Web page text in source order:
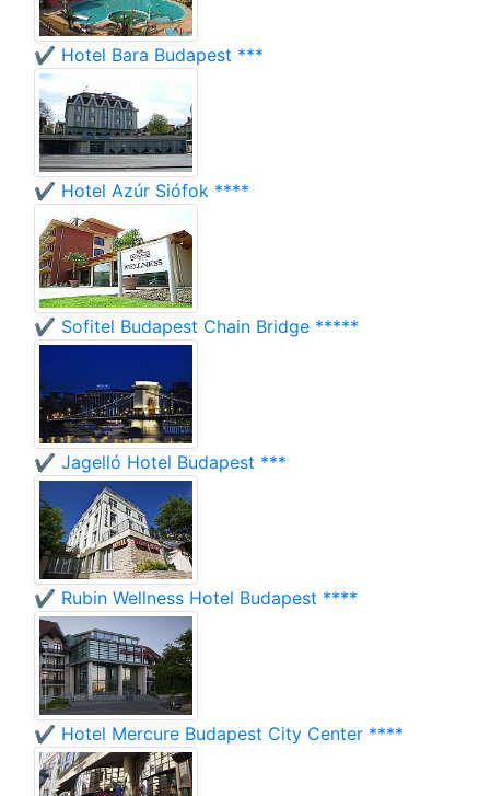
✔️ Hotel Bara Budapest ***
✔️ Hotel Azúr Siófok ****
✔️ Sofitel Budapest Chain Bridge *****
✔️ Jagelló Hotel Budapest ***
✔️ Rubin Wellness Hotel Budapest ****
✔️ Hotel Mercure Budapest City Center ****